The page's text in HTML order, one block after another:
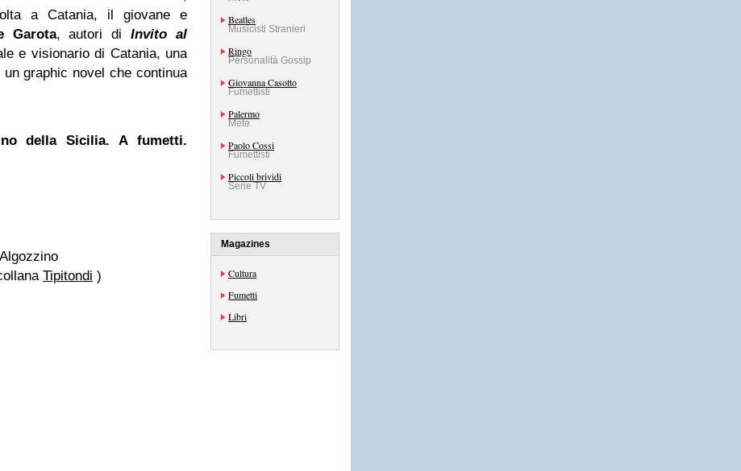
a Catania, il giovane e
Garota, autori diInvito al
e visionario di Catania, una
graphic novel che continua
della Sicilia. A fumetti.
Tipitondi )
Beatles
Musicisti Stranieri
Ringo
Personalità Gossip
Giovanna Casotto
Fumettisti
Palermo
Mete
Paolo Cossi
Fumettisti
Piccoli brividi
Serie TV
Magazines
Cultura
Fumetti
Libri